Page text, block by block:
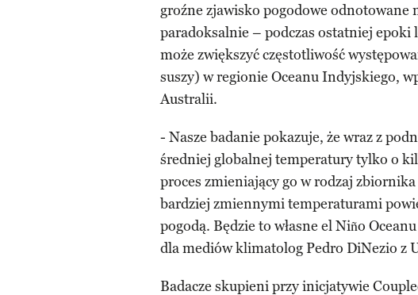
groźne zjawisko pogodowe odnotowane
paradoksalnie – podczas ostatniej epoki
może zwiększyć częstotliwość
suszy) w regionie Oceanu Indyjskiego,
Australii.
- Nasze badanie pokazuje, że wraz z
średniej globalnej temperatury tylko o
proces zmieniający go w rodzaj
bardziej zmiennymi temperaturami
pogodą. Będzie to własne el Niño
dla mediów klimatolog Pedro DiNezio z
Badacze skupieni przy inicjatywie